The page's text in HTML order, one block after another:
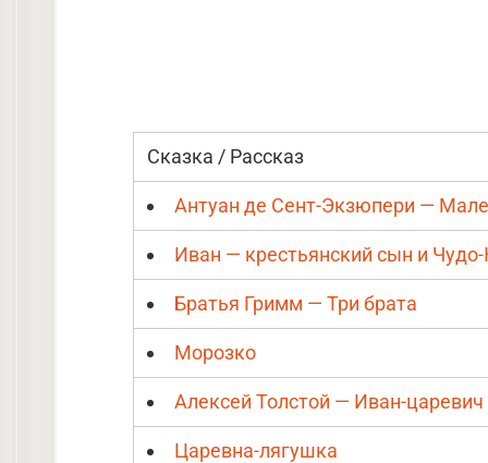
Сказка / Рассказ
Антуан де Сент-Экзюпери —
Иван — крестьянский сын и
Братья Гримм — Три брата
Морозко
Алексей Толстой — Иван-
Царевна-лягушка